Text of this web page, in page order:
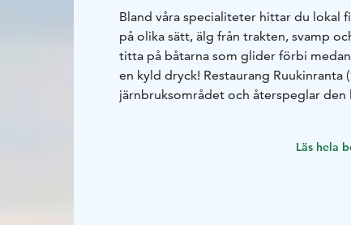
Bland våra specialiteter hittar du lokal
på olika sätt, älg från trakten, svamp
titta på båtarna som glider förbi
en kyld dryck! Restaurang
järnbruksområdet och återspeglar den
Läs hela